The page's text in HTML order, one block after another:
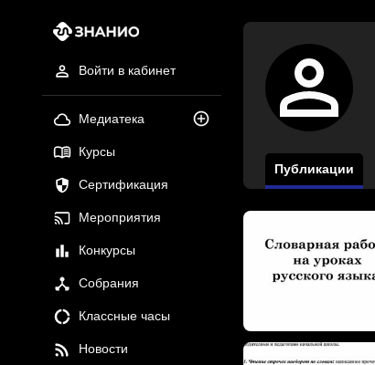
Войти в кабинет
Медиатека
Курсы
Сертификация
Мероприятия
Конкурсы
Собрания
Классные часы
Новости
Публикации